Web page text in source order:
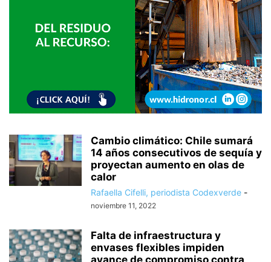
Cambio climático: Chile sumará
14 años consecutivos de sequía y
proyectan aumento en olas de
calor
Rafaella Cifelli, periodista Codexverde -
noviembre 11, 2022
Falta de infraestructura y
envases flexibles impiden